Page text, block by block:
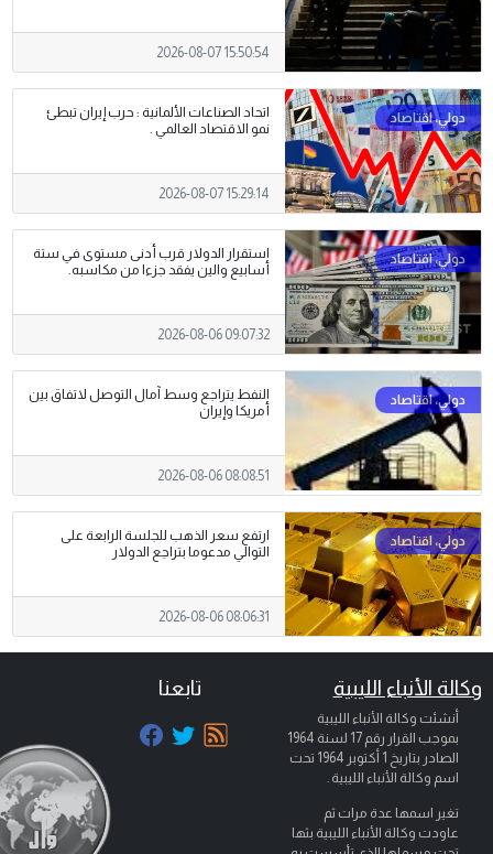
2026-08-07 15:50:54
اتحاد الصناعات الألمانية : حرب إيران تبطئ
نمو الاقتصاد العالمي .
2026-08-07 15:29:14
استقرار الدولار قرب أدنى مستوى في ستة
أسابيع والين يفقد جزءا من مكاسبه.
2026-08-06 09:07:32
النفط يتراجع وسط آمال التوصل لاتفاق بين
أمريكا وإيران
2026-08-06 08:08:51
ارتفع سعر الذهب للجلسة الرابعة على
التوالي مدعوما بتراجع الدولار
2026-08-06 08:06:31
وكالة الأنباء الليبية
أنشئت وكالة الأنباء الليبية
بموجب القرار رقم 17 لسنة 1964
الصادر بتاريخ 1 أكتوبر 1964
تحت
اسم وكالة الأنباء الليبية .
تغير اسمها عدة مرات ثم
عاودت وكالة الأنباء الليبية بثها
تابعنا